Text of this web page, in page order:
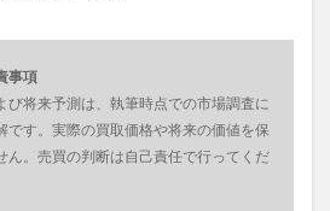
事項
び将来予測は、執筆時点での市場調査に
です。実際の買取価格や将来の価値を保
ん。売買の判断は自己責任で行ってくだ